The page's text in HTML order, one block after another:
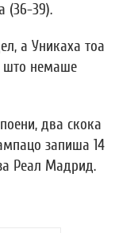
(36-39).
а Уникаха тоа
што немаше
два скока
запиша 14
Реал Мадрид.